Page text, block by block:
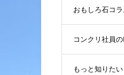
おもしろ石コラ
コンクリ社員
もっと知りた